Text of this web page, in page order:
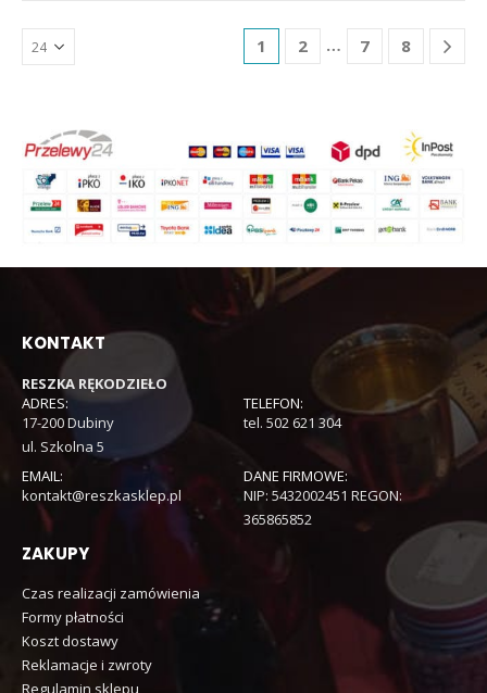
1 2 … 7 8
KONTAKT
RESZKA RĘKODZIEŁO
ADRES:
17-200 Dubiny
ul. Szkolna 5
TELEFON:
tel. 502 621 304
EMAIL:
kontakt@reszkasklep.pl
DANE FIRMOWE:
NIP: 5432002451 REGON:
365865852
ZAKUPY
Czas realizacji zamówienia
Formy płatności
Koszt dostawy
Reklamacje i zwroty
Regulamin sklepu